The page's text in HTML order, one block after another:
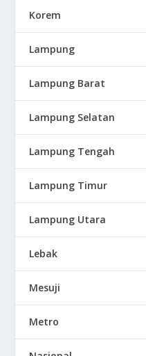
Korem
Lampung
Lampung Barat
Lampung Selatan
Lampung Tengah
Lampung Timur
Lampung Utara
Lebak
Mesuji
Metro